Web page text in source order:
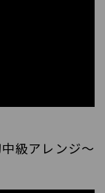
級アレンジ～